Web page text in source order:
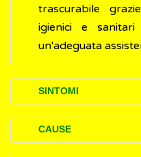
trascurabile
igienici e
un'adeguata
SINTOMI
In una persona
una breve
CAUSE